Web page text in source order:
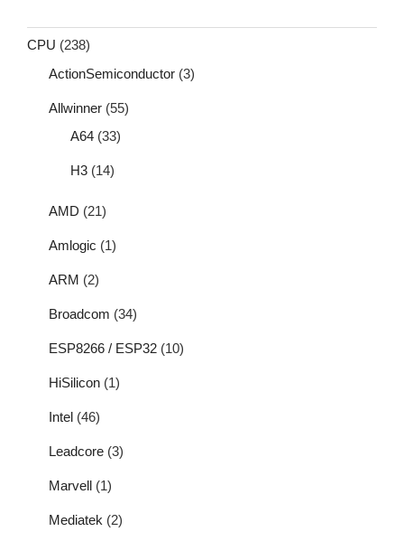
CPU (238)
ActionSemiconductor (3)
Allwinner (55)
A64 (33)
H3 (14)
AMD (21)
Amlogic (1)
ARM (2)
Broadcom (34)
ESP8266 / ESP32 (10)
HiSilicon (1)
Intel (46)
Leadcore (3)
Marvell (1)
Mediatek (2)